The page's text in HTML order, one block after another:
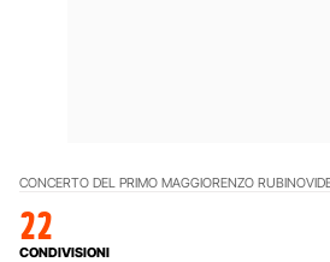
CONCERTO DEL PRIMO MAGGIORENZO RUBINO
22
CONDIVISIONI